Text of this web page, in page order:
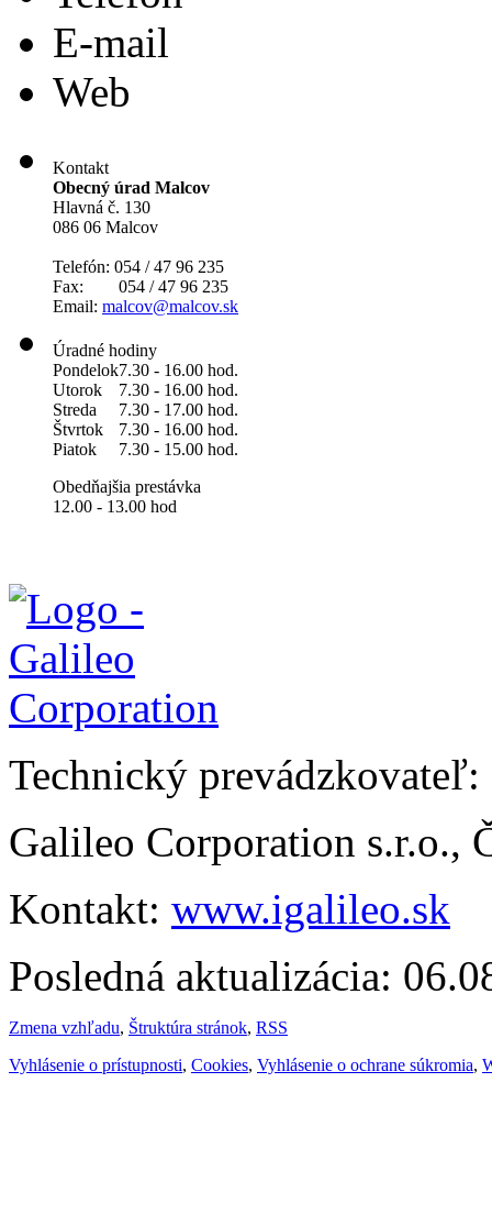
E-mail
Web
Kontakt
Obecný úrad Malcov
Hlavná č. 130
086 06 Malcov
Telefón: 054 / 47 96 235
Fax: 054 / 47 96 235
Email: malcov@malcov.sk
Úradné hodiny
Pondelok7.30 - 16.00 hod.
Utorok
7.30 - 16.00 hod.
Streda
7.30 - 17.00 hod.
Štvrtok
7.30 - 16.00 hod.
Piatok
7.30 - 15.00 hod.
Obedňajšia prestávka
12.00 - 13.00 hod
Technický prevádzkovateľ:
Galileo Corporation s.r.o.,
Kontakt: www.igalileo.sk
Posledná aktualizácia:
Zmena vzhľadu, Štruktúra stránok, RSS
Vyhlásenie o prístupnosti, Cookies, Vyhlásenie o ochrane súkromia,